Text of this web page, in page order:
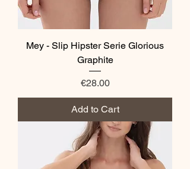
Mey - Slip Hipster Serie Glorious
Graphite
Price
€28.00
Add to Cart